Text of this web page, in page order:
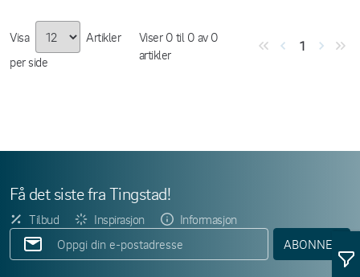
Visa
Artikler
per side
Viser 0 til 0 av 0
artikler
1
Få det siste fra Tingstad!
Tilbud Inspirasjon
Informasjon
ABONNER